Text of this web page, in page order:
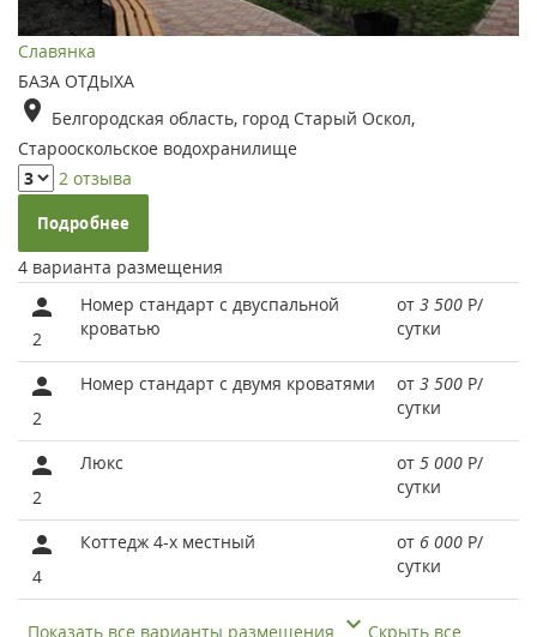
Славянка
БАЗА ОТДЫХА
Белгородская область, город Старый Оскол,
Старооскольское водохранилище
2 отзыва
Подробнее
4 варианта размещения
2
Номер стандарт c двуспальной
кроватью
от 3 500 Р/
сутки
2
Номер стандарт с двумя кроватями от 3 500 Р/
сутки
2
Люкс от 5 000 Р/
сутки
4
Коттедж 4-x местный от 6 000 Р/
сутки
Показать все варианты размещения
Скрыть все